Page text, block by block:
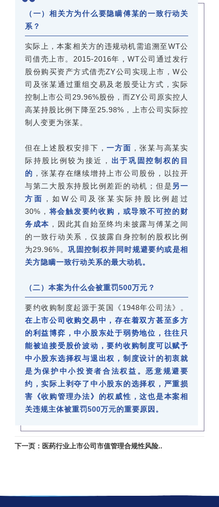
（一）相关方为什么要隐瞒傅某的一致行动关
系？
实际上，本案相关方的违规动机需追溯至WT公
司借壳上市。2015-2016年，WT公司通过发行
股份购买资产方式借壳ZY公司实现上市，W公
司及张某通过重组交易及老股受让方式，实际
控制上市公司29.96%股份，而ZY公司原实控人
高某持股比例下降至25.98%，上市公司实际控
制人变更为张某。
但在上述股权安排下，一方面 ，张某与高某实
际持股比例较为接近， 出于巩固控制权的目
的 ，张某存在继续增持上市公司股份，以拉开
与第二大股东持股比例差距的动机；但是 另一
方面 ，如W公司及张某实际持股比例超过
30%，将会触发要约收购，或导致不可控的财
务成本 ，因此其自始至终均未披露与傅某之间
的一致行动关系，仅披露自身控制的股权比例
为29.96%。巩固控制权并同时规避要约或是相
关方隐瞒一致行动关系的最大动机。
（二）本案为什么会被重罚500万元？
要约收购制度起源于英国《1948年公司法》。
在上市公司收购交易中，存在着双方甚至多方
的利益博弈，中小股东处于弱势地位，往往只
能被迫接受股价波动，要约收购制度可以赋予
中小股东选择权与退出权， 制度设计的初衷就
是为保护中小投资者合法权益。恶意规避要
约，实际上剥夺了中小股东的选择权，严重损
害《收购管理办法》的权威性，这也是本案相
关违规主体被重罚500万元的重要原因。
下一页：医药行业上市公司市值管理合规性风险..